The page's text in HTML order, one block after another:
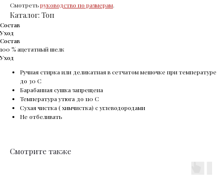
Смотретьруководство по размерам.
Каталог: Топ
Состав
Уход
Состав
100 % ацетатный шелк
Уход
Ручная стирка или деликатная в сетчатом мешочке при температуре
до 30 С
Барабанная сушка запрещена
Температура утюга до 110 С
Сухая чистка ( химчистка) с углеводородами
Не отбеливать
Смотрите также